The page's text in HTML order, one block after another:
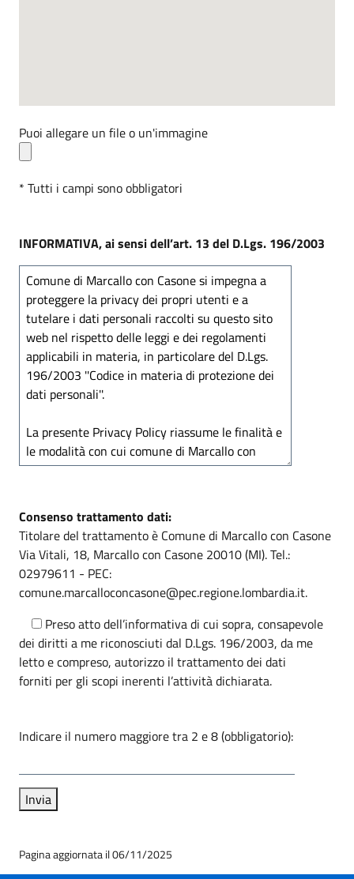
Puoi allegare un file o un'immagine
* Tutti i campi sono obbligatori
INFORMATIVA, ai sensi dell’art. 13 del D.Lgs. 196/2003
Consenso trattamento dati:
Titolare del trattamento è Comune di Marcallo con Casone
Via Vitali, 18, Marcallo con Casone 20010 (MI). Tel.:
02979611 - PEC:
comune.marcalloconcasone@pec.regione.lombardia.it.
Preso atto dell’informativa di cui sopra, consapevole
dei diritti a me riconosciuti dal D.Lgs. 196/2003, da me
letto e compreso, autorizzo il trattamento dei dati
forniti per gli scopi inerenti l’attività dichiarata.
Indicare il numero maggiore tra 2 e 8 (obbligatorio):
Pagina aggiornata il 06/11/2025